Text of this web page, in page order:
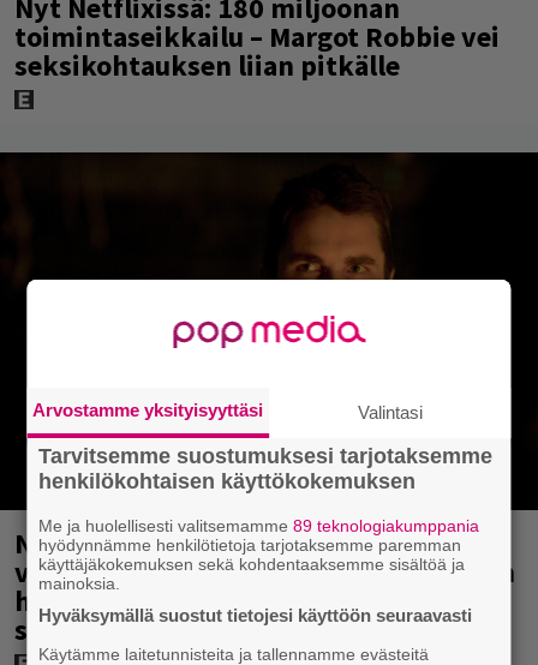
Nyt Netflixissä: 180 miljoonan
toimintaseikkailu – Margot Robbie vei
seksikohtauksen liian pitkälle
Nyt Netflixissä: Christopher Nolanin
viiden tähden mysteerileffa – ”Huikean
hienosti kirjoitettu yllätyskäänteiden
sarja”
Arvostamme yksityisyyttäsi Valintasi
Tarvitsemme suostumuksesi tarjotaksemme
henkilökohtaisen käyttökokemuksen
Me ja huolellisesti valitsemamme89 teknologiakumppania
hyödynnämme henkilötietoja tarjotaksemme paremman
käyttäjäkokemuksen sekä kohdentaaksemme sisältöä ja
mainoksia.
Hyväksymällä suostut tietojesi käyttöön seuraavasti
Käytämme laitetunnisteita ja tallennamme evästeitä